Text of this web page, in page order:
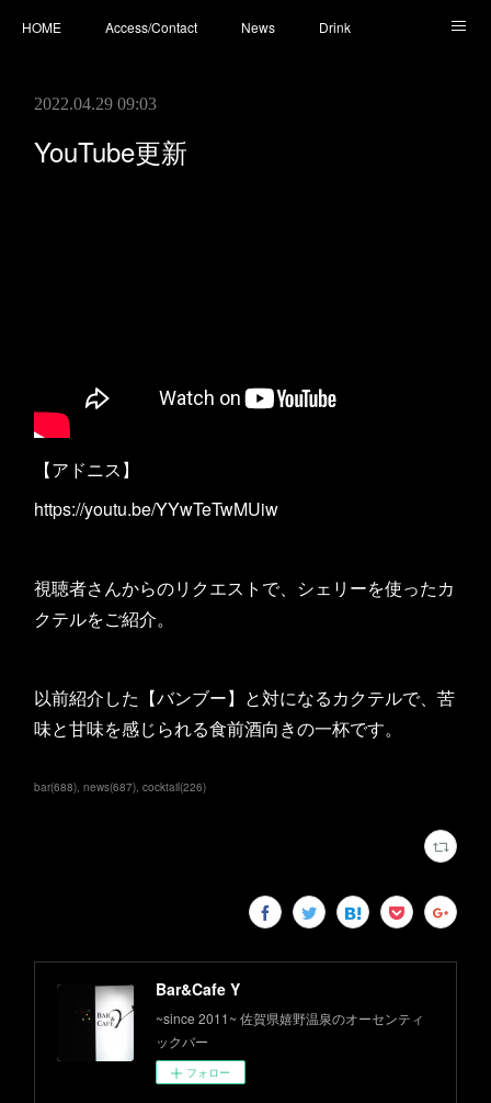
HOME Access/Contact News Drink
2022.04.29 09:03
YouTube更新
【アドニス】
https://youtu.be/YYwTeTwMUiw
視聴者さんからのリクエストで、シェリーを使ったカ
クテルをご紹介。
以前紹介した【バンブー】と対になるカクテルで、苦
味と甘味を感じられる食前酒向きの一杯です。
bar(688) news(687) cocktail(226)
Bar&Cafe Y
~since 2011~ 佐賀県嬉野温泉のオーセンティ
ックバー
フォロー